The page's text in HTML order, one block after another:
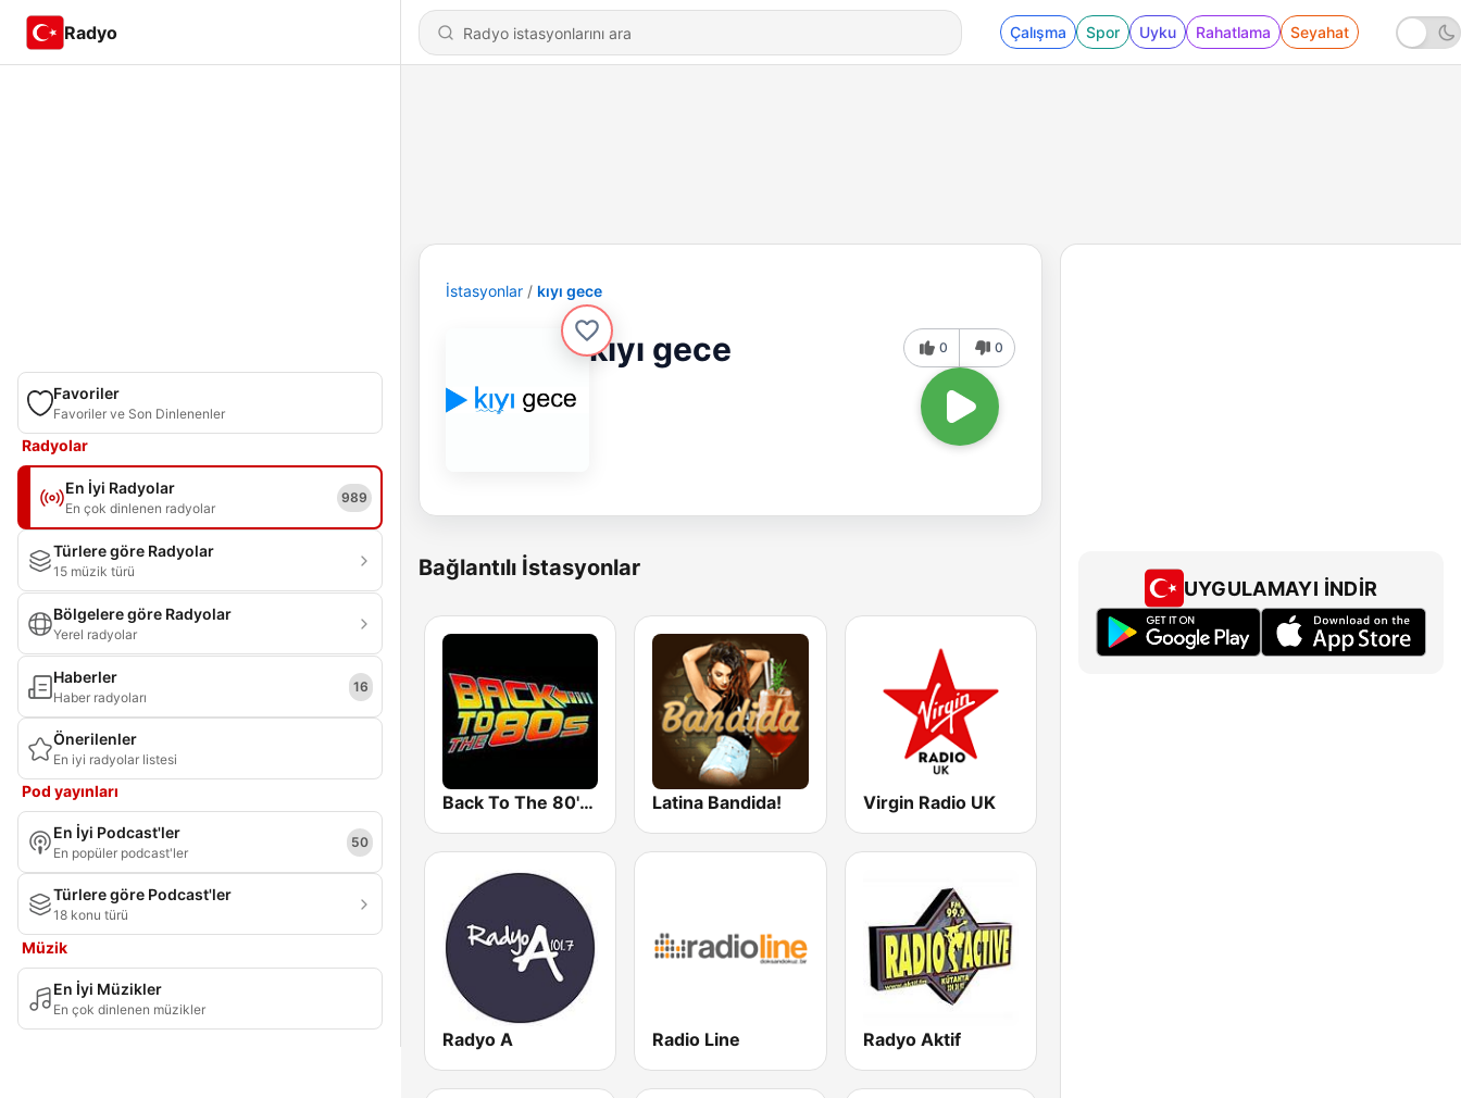
Radyo Çalışma Spor Uyku Rahatlama Seyahat
Favoriler
Favoriler ve Son Dinlenenler
Radyolar
En İyi Radyolar
En çok dinlenen radyolar
989
Türlere göre Radyolar
15 müzik türü
Bölgelere göre Radyolar
Yerel radyolar
Haberler
Haber radyoları
16
Önerilenler
En iyi radyolar listesi
Pod yayınları
En İyi Podcast'ler
En popüler podcast'ler
50
Türlere göre Podcast'ler
18 konu türü
Müzik
En İyi Müzikler
En çok dinlenen müzikler
İstasyonlar kıyı gece
kıyı gece 0 0
Bağlantılı İstasyonlar
Back To The 80's Radio Latina Bandida! Virgin Radio UK
Radyo A Radio Line Radyo Aktif
UYGULAMAYI İNDIR